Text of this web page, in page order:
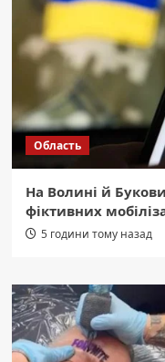
Область
На Волині й
фіктивних
5 години тому назад